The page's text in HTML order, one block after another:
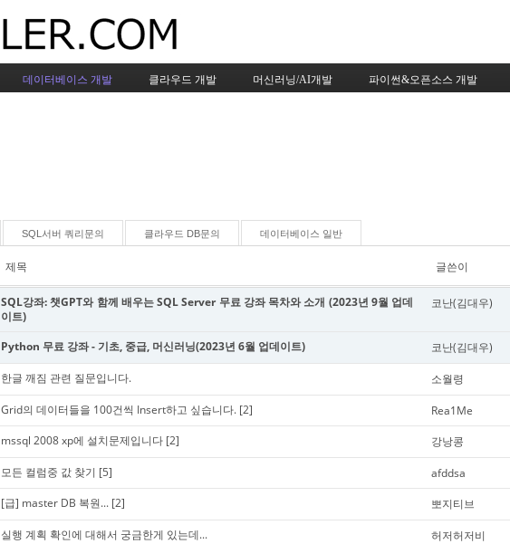
데이터베이스 개발 클라우드 개발 머신러닝/AI개발 파이썬&오픈소스 개발
SQL서버 쿼리문의 클라우드 DB문의 데이터베이스 일반
제목 글쓴이
SQL강좌: 챗GPT와 함께 배우는 SQL Server 무료 강좌 목차와 소개 (2023년 9월 업데
이트)
코난(김대우)
Python 무료 강좌 - 기초, 중급, 머신러닝(2023년 6월 업데이트) 코난(김대우)
한글 깨짐 관련 질문입니다. 소월령
Grid의 데이터들을 100건씩 Insert하고 싶습니다. [2] Rea1Me
mssql 2008 xp에 설치문제입니다 [2] 강낭콩
모든 컬럼중 값 찾기 [5] afddsa
[급] master DB 복원... [2] 뽀지티브
실행 계획 확인에 대해서 궁금한게 있는데... 허저허저비